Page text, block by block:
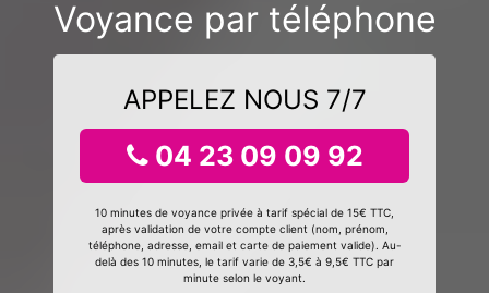
Voyance par téléphone
APPELEZ NOUS 7/7
04 23 09 09 92
10 minutes de voyance privée à tarif spécial de 15€ TTC,
après validation de votre compte client (nom, prénom,
téléphone, adresse, email et carte de paiement valide). Au-
delà des 10 minutes, le tarif varie de 3,5€ à 9,5€ TTC par
minute selon le voyant.